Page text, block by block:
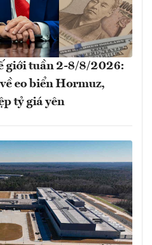
giới tuần 2-8/8/2026:
eo biển Hormuz,
tỷ giá yên